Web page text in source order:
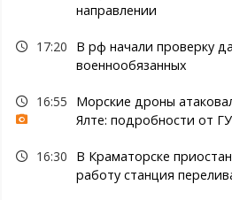
направлении
17:20
В рф начали проверку
военнообязанных
16:55
Морские дроны
Ялте: подробности от
16:30
В Краматорске
работу станция